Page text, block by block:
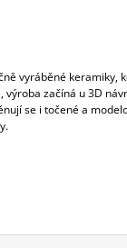
vyráběné keramiky,
výroba začíná u 3D
se i točené a